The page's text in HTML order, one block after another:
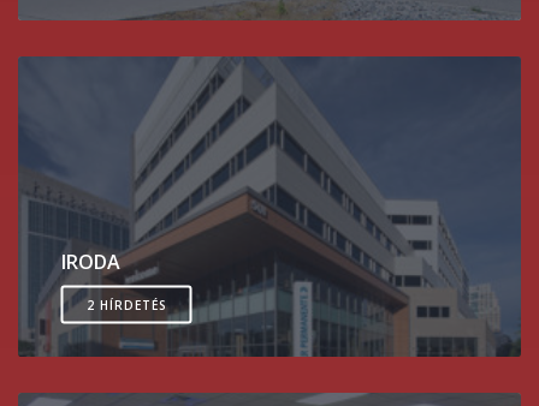
IRODA
2 HÍRDETÉS